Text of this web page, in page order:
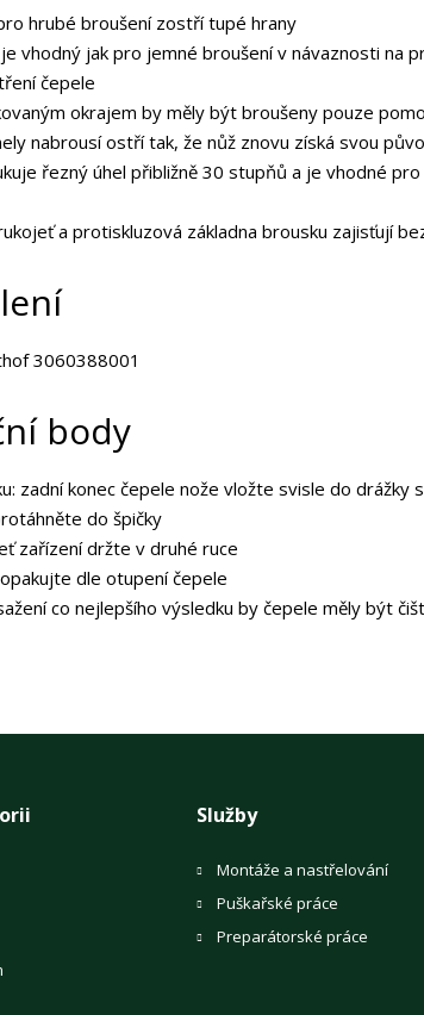
hrubé broušení zostří tupé hrany
vhodný jak pro jemné broušení v návaznosti na
čepele
okrajem by měly být broušeny pouze
nabrousí ostří tak, že nůž znovu získá svou
řezný úhel přibližně 30 stupňů a je vhodné
a protiskluzová základna brousku zajisťují
3060388001
body
zadní konec čepele nože vložte svisle do drážky
do špičky
zařízení držte v druhé ruce
dle otupení čepele
co nejlepšího výsledku by čepele měly být
Služby
Montáže a nastřelování
Puškařské práce
Preparátorské práce